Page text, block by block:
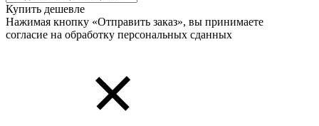
Купить дешевле
Нажимая кнопку «Отправить заказ», вы принимаете
согласие на обработку персональных cданных